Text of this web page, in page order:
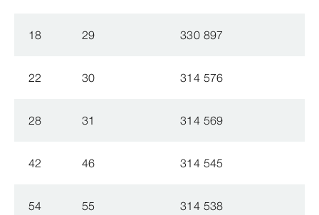
18 29 330 897
22 30 314 576
28 31 314 569
42 46 314 545
54 55 314 538